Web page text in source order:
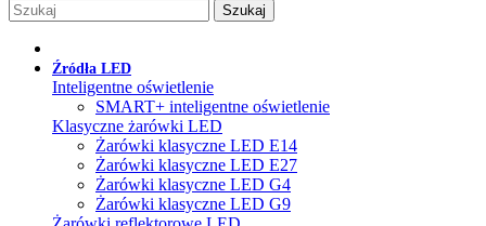
Szukaj
Źródła LED
Inteligentne oświetlenie
SMART+ inteligentne oświetlenie
Klasyczne żarówki LED
Żarówki klasyczne LED E14
Żarówki klasyczne LED E27
Żarówki klasyczne LED G4
Żarówki klasyczne LED G9